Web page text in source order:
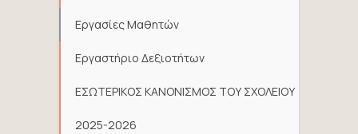
Εργασίες Μαθητών
Εργαστήριο Δεξιοτήτων
ΕΣΩΤΕΡΙΚΟΣ ΚΑΝΟΝΙΣΜΟΣ ΤΟΥ ΣΧΟΛΕΙΟΥ
2025-2026